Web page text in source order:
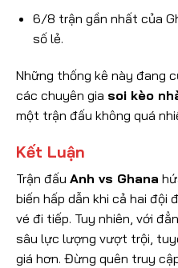
6/8 trận gần nhất của
số lẻ.
Những thống kê này đang
các chuyên gia soi kèo
một trận đấu không quá
Kết Luận
Trận đấu Anh vs Ghana
biến hấp dẫn khi cả hai đội
vé đi tiếp. Tuy nhiên, với
sâu lực lượng vượt trội,
giá hơn. Đừng quên truy